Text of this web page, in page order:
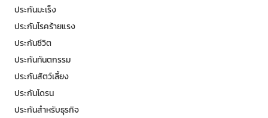
ประกันมะเร็ง
ประกันโรคร้ายแรง
ประกันชีวิต
ประกันทันตกรรม
ประกันสัตว์เลี้ยง
ประกันโดรน
ประกันสำหรับธุรกิจ